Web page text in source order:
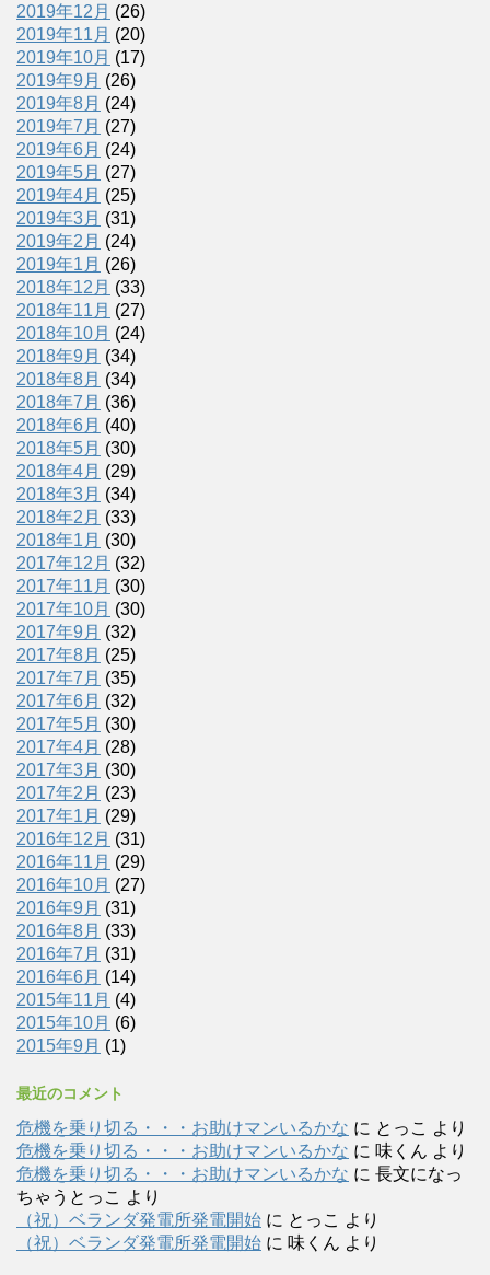
2019年12月 (26)
2019年11月 (20)
2019年10月 (17)
2019年9月 (26)
2019年8月 (24)
2019年7月 (27)
2019年6月 (24)
2019年5月 (27)
2019年4月 (25)
2019年3月 (31)
2019年2月 (24)
2019年1月 (26)
2018年12月 (33)
2018年11月 (27)
2018年10月 (24)
2018年9月 (34)
2018年8月 (34)
2018年7月 (36)
2018年6月 (40)
2018年5月 (30)
2018年4月 (29)
2018年3月 (34)
2018年2月 (33)
2018年1月 (30)
2017年12月 (32)
2017年11月 (30)
2017年10月 (30)
2017年9月 (32)
2017年8月 (25)
2017年7月 (35)
2017年6月 (32)
2017年5月 (30)
2017年4月 (28)
2017年3月 (30)
2017年2月 (23)
2017年1月 (29)
2016年12月 (31)
2016年11月 (29)
2016年10月 (27)
2016年9月 (31)
2016年8月 (33)
2016年7月 (31)
2016年6月 (14)
2015年11月 (4)
2015年10月 (6)
2015年9月 (1)
最近のコメント
危機を乗り切る・・・お助けマンいるかな に とっこ より
危機を乗り切る・・・お助けマンいるかな に 味くん より
危機を乗り切る・・・お助けマンいるかな に 長文になっ
ちゃうとっこ より
（祝）ベランダ発電所発電開始 に とっこ より
（祝）ベランダ発電所発電開始 に 味くん より